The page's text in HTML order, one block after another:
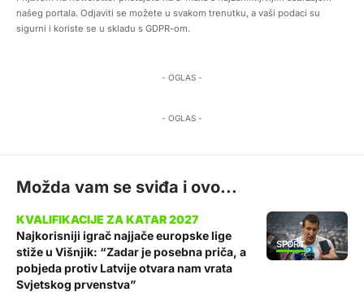
našeg portala. Odjaviti se možete u svakom trenutku, a vaši podaci su
sigurni i koriste se u skladu s GDPR-om.
- OGLAS -
- OGLAS -
Možda vam se sviđa i ovo...
SPORT
Najkorisniji igrač najjače europske lige
stiže u Višnjik: “Zadar je posebna priča, a
pobjeda protiv Latvije otvara nam vrata
Svjetskog prvenstva”